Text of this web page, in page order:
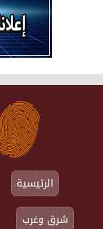
الرئيسية
شرق وغرب